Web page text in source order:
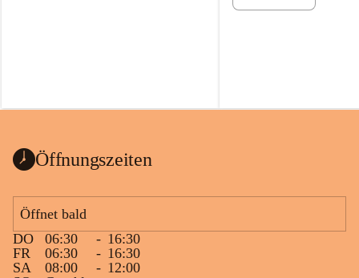
e
Öffnungszeiten
Öffnet bald
DO
06:30 - 16:30
FR
06:30 - 16:30
SA
08:00 - 12:00